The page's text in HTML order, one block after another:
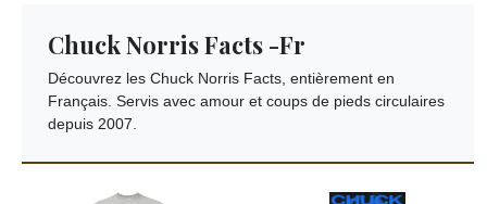
Chuck Norris Facts -Fr
Découvrez les Chuck Norris Facts, entièrement en
Français. Servis avec amour et coups de pieds circulaires
depuis 2007.